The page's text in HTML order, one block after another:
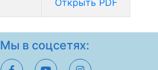
Открыть PDF
Мы в соцсетях: